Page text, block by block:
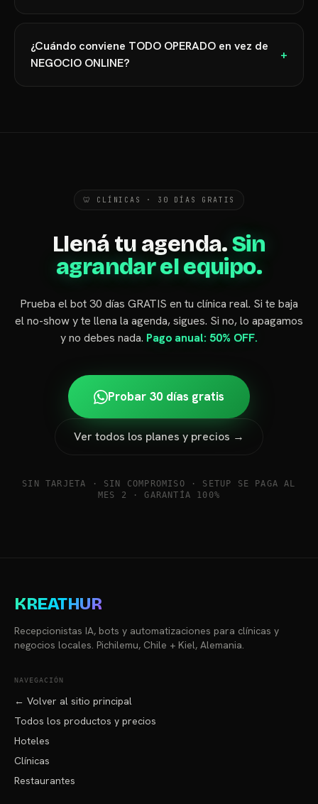
¿Cuándo conviene TODO OPERADO en vez de
NEGOCIO ONLINE?
+
🦷 CLÍNICAS · 30 DÍAS GRATIS
Llená tu agenda.Sin
agrandar el equipo.
Prueba el bot 30 días GRATIS en tu clínica real. Si te baja
el no-show y te llena la agenda, sigues. Si no, lo apagamos
y no debes nada. Pago anual: 50% OFF.
Probar 30 días gratis
Ver todos los planes y precios →
SIN TARJETA · SIN COMPROMISO · SETUP SE PAGA AL
MES 2 · GARANTÍA 100%
KREATHUR
Recepcionistas IA, bots y automatizaciones para clínicas y
negocios locales. Pichilemu, Chile + Kiel, Alemania.
NAVEGACIÓN
← Volver al sitio principal
Todos los productos y precios
Hoteles
Clínicas
Restaurantes